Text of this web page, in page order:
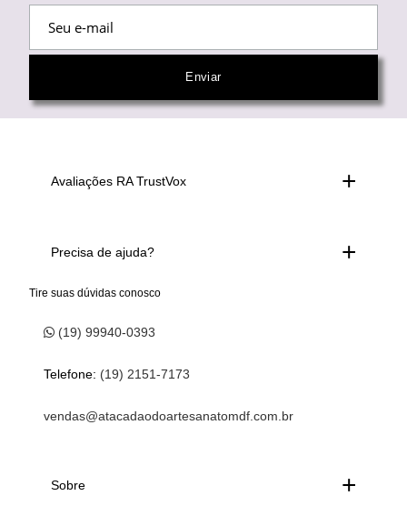
Avaliações RA TrustVox
Precisa de ajuda?
Tire suas dúvidas conosco
(19) 99940-0393
Telefone: (19) 2151-7173
vendas@atacadaodoartesanatomdf.com.br
Sobre